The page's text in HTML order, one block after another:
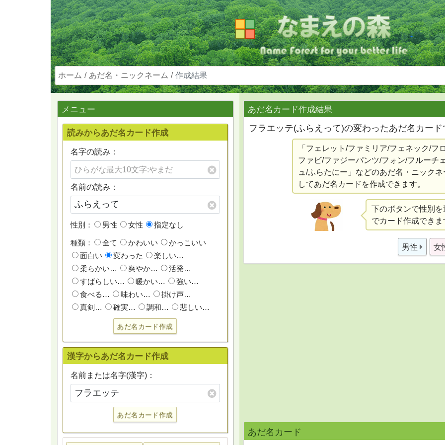
ホーム あだ名・ニックネーム 作成結果
メニュー
読みからあだ名カード作成
名字の読み：
名前の読み：
性別： 男性 女性 指定なし
種類： 全て かわいい
かっこいい
面白い
変わった
楽しい…
柔らかい…
爽やか…
活発…
すばらしい…
暖かい…
強い…
食べる…
味わい…
掛け声…
真剣…
確実… 調和… 悲しい…
あだ名カード作成
漢字からあだ名カード作成
名前または名字(漢字)：
あだ名カード作成
あだ名カード作成結果
フラエッテ(ふらえって)の変わったあだ名カード
「フェレット/ファミリア/フェネック/フ
ファビ/ファジーパンツ/フォン/フルーチ
ュ/ふらたにー」などのあだ名・ニック
してあだ名カードを作成できます。
下のボタンで性別
でカード作成できま
男性 女
あだ名カード